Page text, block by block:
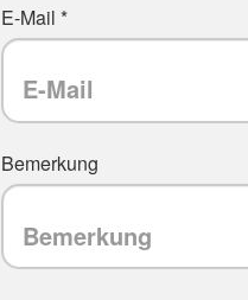
E-Mail *
Bemerkung